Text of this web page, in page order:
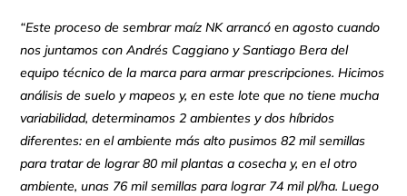
“Este proceso de sembrar maíz NK arrancó en agosto cuando
nos juntamos con Andrés Caggiano y Santiago Bera del
equipo técnico de la marca para armar prescripciones. Hicimos
análisis de suelo y mapeos y, en este lote que no tiene mucha
variabilidad, determinamos 2 ambientes y dos híbridos
diferentes: en el ambiente más alto pusimos 82 mil semillas
para tratar de lograr 80 mil plantas a cosecha y, en el otro
ambiente, unas 76 mil semillas para lograr 74 mil pl/ha. Luego